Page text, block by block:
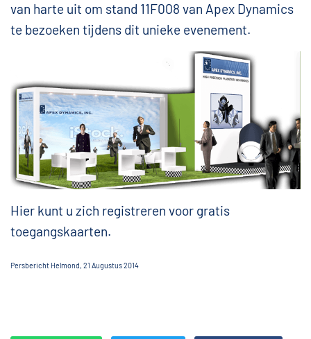
van harte uit om stand 11F008 van Apex Dynamics
te bezoeken tijdens dit unieke evenement.
Hier kunt u zich registreren voor gratis
toegangskaarten.
Persbericht Helmond, 21 Augustus 2014